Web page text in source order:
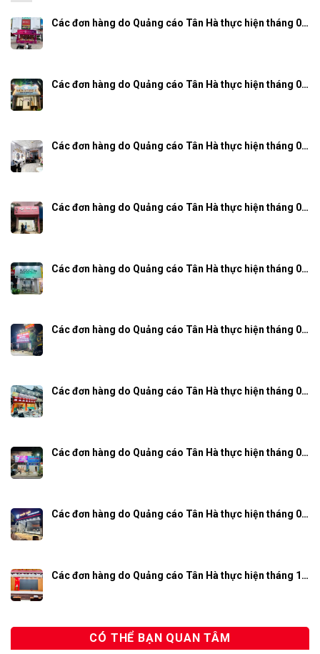
Các đơn hàng do Quảng cáo Tân Hà thực hiện tháng 0…
Các đơn hàng do Quảng cáo Tân Hà thực hiện tháng 0…
Các đơn hàng do Quảng cáo Tân Hà thực hiện tháng 0…
Các đơn hàng do Quảng cáo Tân Hà thực hiện tháng 0…
Các đơn hàng do Quảng cáo Tân Hà thực hiện tháng 0…
Các đơn hàng do Quảng cáo Tân Hà thực hiện tháng 0…
Các đơn hàng do Quảng cáo Tân Hà thực hiện tháng 0…
Các đơn hàng do Quảng cáo Tân Hà thực hiện tháng 0…
Các đơn hàng do Quảng cáo Tân Hà thực hiện tháng 0…
Các đơn hàng do Quảng cáo Tân Hà thực hiện tháng 1…
CÓ THỂ BẠN QUAN TÂM